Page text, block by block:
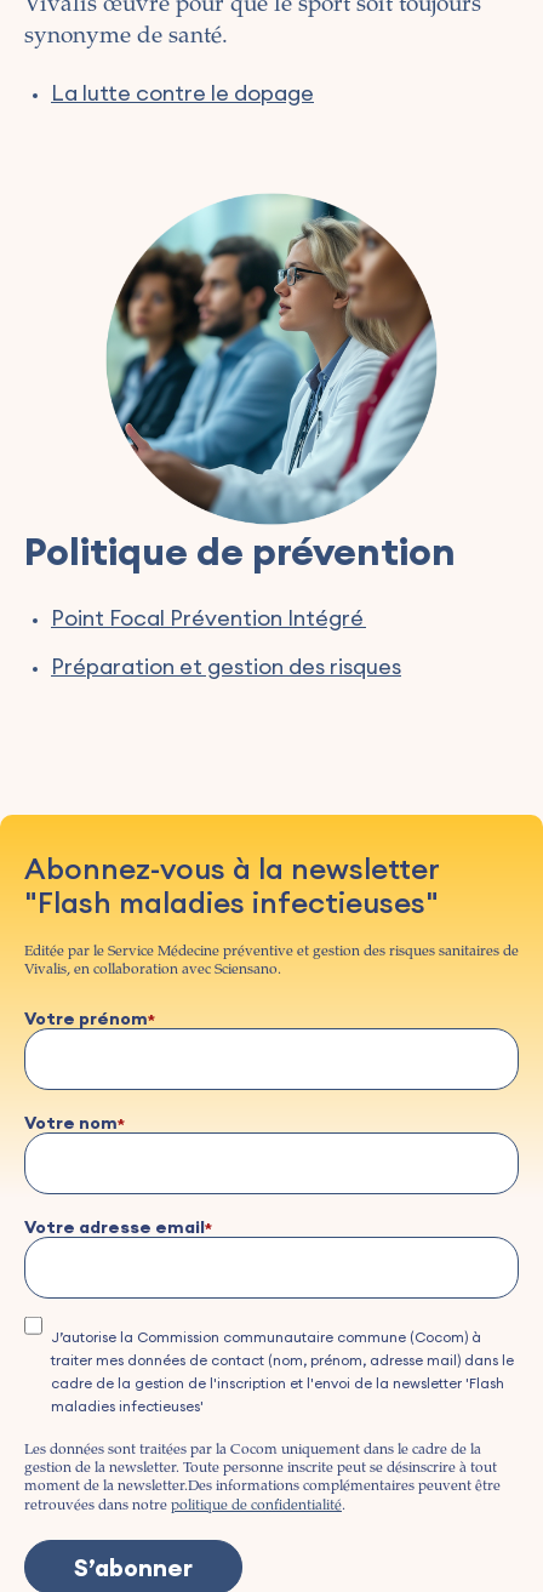
Vivalis œuvre pour que le sport soit toujours
synonyme de santé.
La lutte contre le dopage
Politique de prévention
Point Focal Prévention Intégré
Préparation et gestion des risques
Abonnez-vous à la newsletter
"Flash maladies infectieuses"
Editée par le Service Médecine préventive et gestion des risques sanitaires de
Vivalis, en collaboration avec Sciensano.
Votre prénom
Votre nom
Votre adresse email
J’autorise la Commission communautaire commune (Cocom) à
traiter mes données de contact (nom, prénom, adresse mail) dans le
cadre de la gestion de l'inscription et l'envoi de la newsletter 'Flash
maladies infectieuses'
Les données sont traitées par la Cocom uniquement dans le cadre de la
gestion de la newsletter. Toute personne inscrite peut se désinscrire à tout
moment de la newsletter.Des informations complémentaires peuvent être
retrouvées dans notre politique de confidentialité.